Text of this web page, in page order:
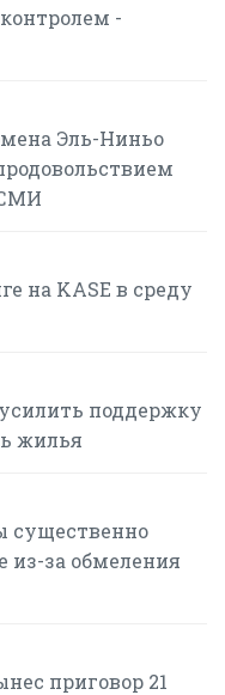
-
Эль-Ниньо
на KASE в среду
поддержку
жилья
существенно
из-за обмеления
приговор 21